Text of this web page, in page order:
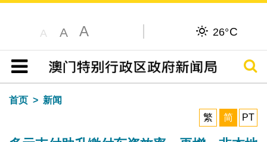
A A A 26°C
目录
搜寻
首页
新闻
繁
简 PT